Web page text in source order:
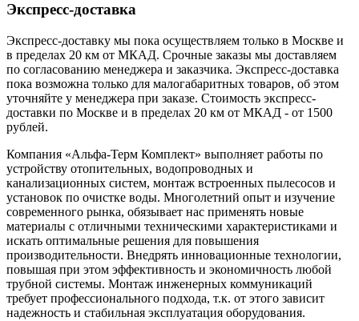
Экспресс-доставка
Экспресс-доставку мы пока осуществляем только в Москве и
в пределах 20 км от МКАД. Срочные заказы мы доставляем
по согласованию менеджера и заказчика. Экспресс-доставка
пока возможна только для малогабаритных товаров, об этом
уточняйте у менеджера при заказе. Стоимость экспресс-
доставки по Москве и в пределах 20 км от МКАД - от 1500
рублей.
Компания «Альфа-Терм Комплект» выполняет работы по
устройству отопительных, водопроводных и
канализационных систем, монтаж встроенных пылесосов и
установок по очистке воды. Многолетний опыт и изучение
современного рынка, обязывает нас применять новые
материалы с отличными техническими характеристиками и
искать оптимальные решения для повышения
производительности. Внедрять инновационные технологии,
повышая при этом эффективность и экономичность любой
трубной системы. Монтаж инженерных коммуникаций
требует профессионального подхода, т.к. от этого зависит
надежность и стабильная эксплуатация оборудования.